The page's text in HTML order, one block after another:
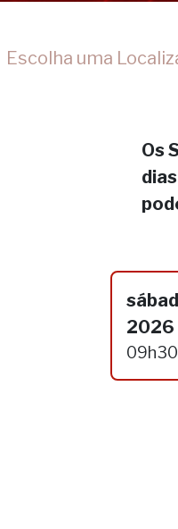
Escolha uma
Os
2026